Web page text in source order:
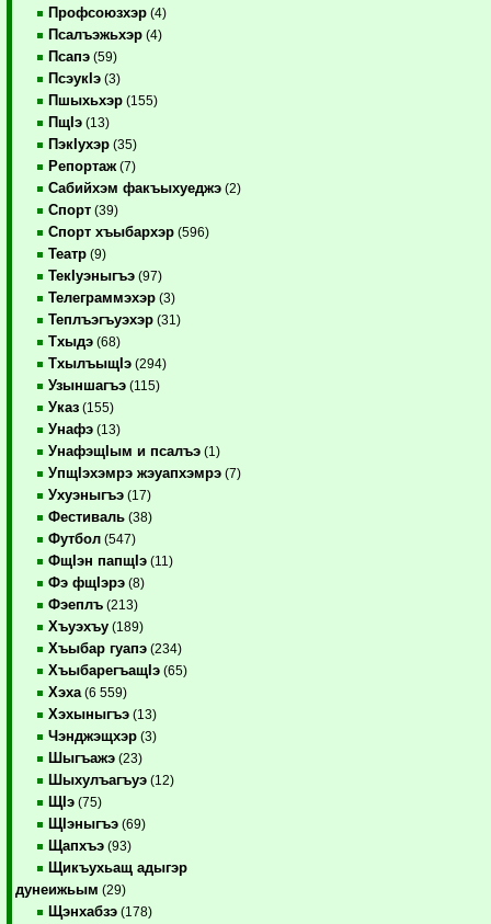
Профсоюзхэр (4)
Псалъэжьхэр (4)
Псапэ (59)
ПсэукIэ (3)
Пшыхьхэр (155)
ПщIэ (13)
ПэкIухэр (35)
Репортаж (7)
Сабийхэм факъыхуеджэ (2)
Спорт (39)
Спорт хъыбархэр (596)
Театр (9)
ТекIуэныгъэ (97)
Телеграммэхэр (3)
Теплъэгъуэхэр (31)
Тхыдэ (68)
ТхылъыщIэ (294)
Узыншагъэ (115)
Указ (155)
Унафэ (13)
УнафэщIым и псалъэ (1)
УпщIэхэмрэ жэуапхэмрэ (7)
Ухуэныгъэ (17)
Фестиваль (38)
Футбол (547)
ФщIэн папщIэ (11)
Фэ фщIэрэ (8)
Фэеплъ (213)
Хъуэхъу (189)
Хъыбар гуапэ (234)
ХъыбарегъащIэ (65)
Хэха (6 559)
Хэхыныгъэ (13)
Чэнджэщхэр (3)
Шыгъажэ (23)
Шыхулъагъуэ (12)
ЩIэ (75)
ЩIэныгъэ (69)
Щапхъэ (93)
Щикъухьащ адыгэр
дунеижьым (29)
Щэнхабзэ (178)